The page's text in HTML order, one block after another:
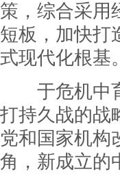
策，综合采用
短板，加快打
式现代化根基。
于危机中育
打持久战的战
党和国家机构
角，新成立的